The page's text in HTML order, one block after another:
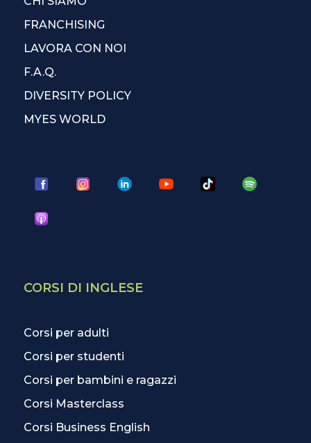
FRANCHISING
LAVORA CON NOI
F.A.Q.
DIVERSITY POLICY
MYES WORLD
CORSI DI INGLESE
Corsi per adulti
Corsi per studenti
Corsi per bambini e ragazzi
Corsi Masterclass
Corsi Business English